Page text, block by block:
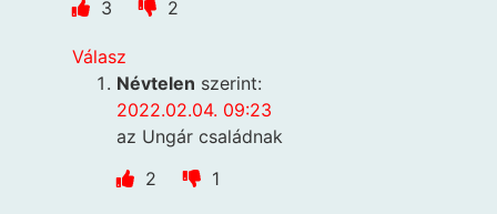
3 2
Válasz
Névtelen szerint:
2022.02.04. 09:23
az Ungár családnak
2
1